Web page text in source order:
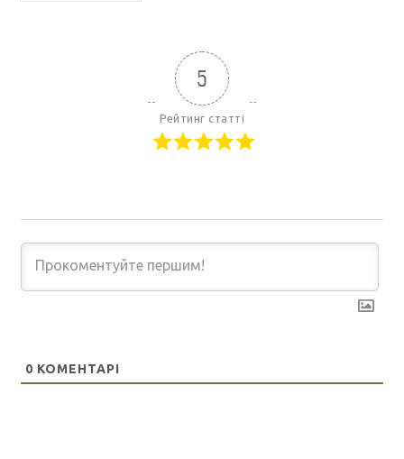
5
Рейтинг статті
0 КОМЕНТАРІ